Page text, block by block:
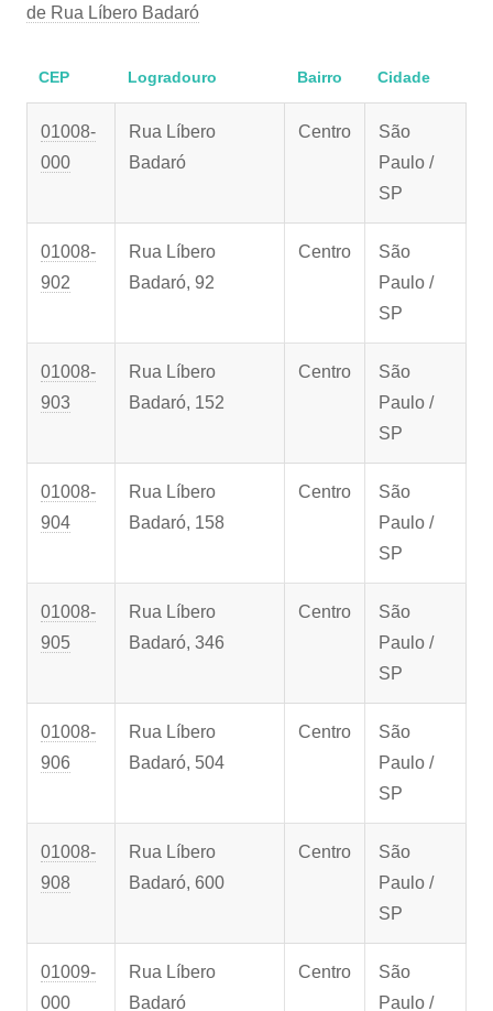
de Rua Líbero Badaró
CEP Logradouro Bairro Cidade
01008-
000
Rua Líbero
Badaró
Centro
São
Paulo /
SP
01008-
902
Rua Líbero
Badaró, 92
Centro
São
Paulo /
SP
01008-
903
Rua Líbero
Badaró, 152
Centro
São
Paulo /
SP
01008-
904
Rua Líbero
Badaró, 158
Centro
São
Paulo /
SP
01008-
905
Rua Líbero
Badaró, 346
Centro
São
Paulo /
SP
01008-
906
Rua Líbero
Badaró, 504
Centro
São
Paulo /
SP
01008-
908
Rua Líbero
Badaró, 600
Centro
São
Paulo /
SP
01009-
000
Rua Líbero
Badaró
Centro
São
Paulo /